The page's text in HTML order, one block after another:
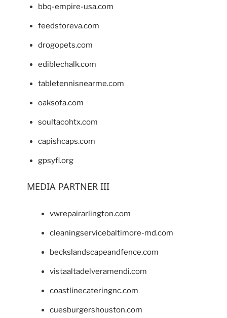
bbq-empire-usa.com
feedstoreva.com
drogopets.com
ediblechalk.com
tabletennisnearme.com
oaksofa.com
soultacohtx.com
capishcaps.com
gpsyfl.org
MEDIA PARTNER III
vwrepairarlington.com
cleaningservicebaltimore-md.com
beckslandscapeandfence.com
vistaaltadelveramendi.com
coastlinecateringnc.com
cuesburgershouston.com